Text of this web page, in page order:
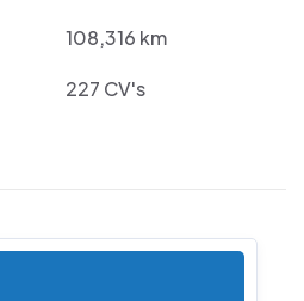
108,316 km
227 CV's